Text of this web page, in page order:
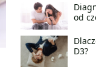
od
D3?